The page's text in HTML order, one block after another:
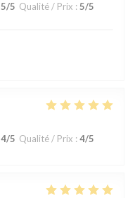
5/5 Qualité / Prix : 5/5
4/5 Qualité / Prix : 4/5